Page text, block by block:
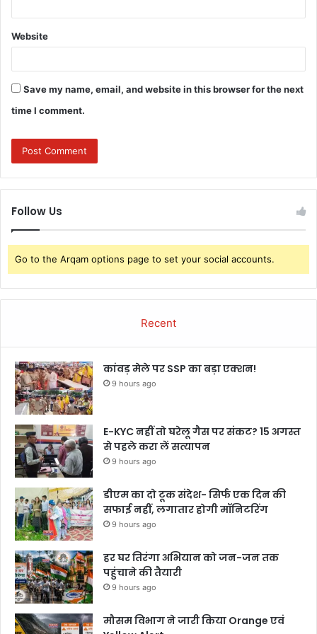
Website
Save my name, email, and website in this browser for the next
time I comment.
Follow Us
Go to the Arqam options page to set your social accounts.
Recent
कांवड़ मेले पर SSP का बड़ा एक्शन!
9 hours ago
E-KYC नहीं तो घरेलू गैस पर संकट? 15 अगस्त
से पहले करा लें सत्यापन
9 hours ago
डीएम का दो टूक संदेश- सिर्फ एक दिन की
सफाई नहीं, लगातार होगी मॉनिटरिंग
9 hours ago
हर घर तिरंगा अभियान को जन-जन तक
पहुंचाने की तैयारी
9 hours ago
मौसम विभाग ने जारी किया Orange एवं